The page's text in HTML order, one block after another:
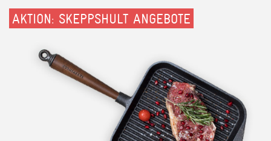
AKTION: SKEPPSHULT ANGEBOTE